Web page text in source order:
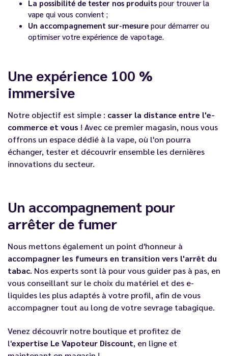
La possibilité de tester nos produits pour trouver la
vape qui vous convient ;
Un accompagnement sur-mesure pour démarrer ou
optimiser votre expérience de vapotage.
Une expérience 100 %
immersive
Notre objectif est simple : casser la distance entre l'e-
commerce et vous ! Avec ce premier magasin, nous vous
offrons un espace dédié à la vape, où l'on pourra
échanger, tester et découvrir ensemble les dernières
innovations du secteur.
Un accompagnement pour
arrêter de fumer
Nous mettons également un point d'honneur à
accompagner les fumeurs en transition vers l'arrêt du
tabac. Nos experts sont là pour vous guider pas à pas, en
vous conseillant sur le choix du matériel et des e-
liquides les plus adaptés à votre profil, afin de vous
accompagner tout au long de votre sevrage tabagique.
Venez découvrir notre boutique et profitez de
l'expertise Le Vapoteur Discount, en ligne et